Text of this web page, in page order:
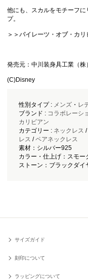
他にも、スカルをモチーフ
プ。
＞＞パイレーツ・オブ・カ
発売元：中川装身具工業（株
(C)Disney
性別タイプ : メンズ・ レ
ブランド : コラボレーシ
カリビアン
カテゴリー : ネックレス /
レス /ペアネックレス
素材：シルバー925
カラー・仕上げ：スモ
ストーン：ブラックダイ
サイズガイド
刻印について
ラッピングについて